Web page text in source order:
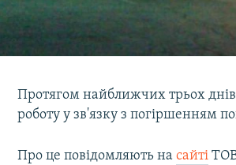
Протягом найближчих трьох
роботу у зв'язку з погіршенням
Про це повідомляють насайті